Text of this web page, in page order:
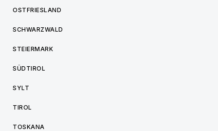
OSTFRIESLAND
SCHWARZWALD
STEIERMARK
SÜDTIROL
SYLT
TIROL
TOSKANA